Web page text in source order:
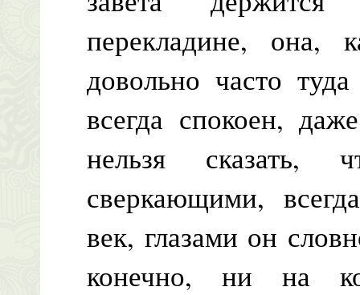
перекладине, она,
довольно часто
всегда спокоен,
нельзя
сверкающими,
век, глазами он
конечно, ни на